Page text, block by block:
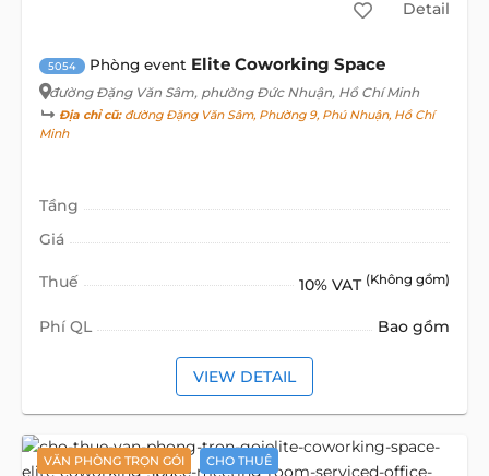
Detail
5054 Phòng event Elite Coworking Space
đường Đặng Văn Sâm, phường Đức Nhuận, Hồ Chí Minh
Địa chỉ cũ:đường Đặng Văn Sâm, Phường 9, Phú Nhuận, Hồ Chí
Minh
Tầng
Giá
Thuế 10% VAT (Không gồm)
Phí QL Bao gồm
VIEW DETAIL
VĂN PHÒNG TRỌN GÓI CHO THUÊ